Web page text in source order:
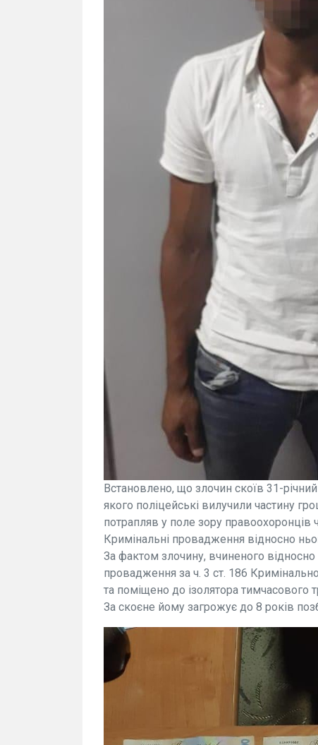
Встановлено, що злочин скоїв 31-
якого поліцейські вилучили частину
потрапляв у поле зору правоохоронців
Кримінальні провадження відносно
За фактом злочину, вчиненого відносно
провадження за ч. 3 ст. 186
та поміщено до ізолятора тимчасового
За скоєне йому загрожує до 8 років